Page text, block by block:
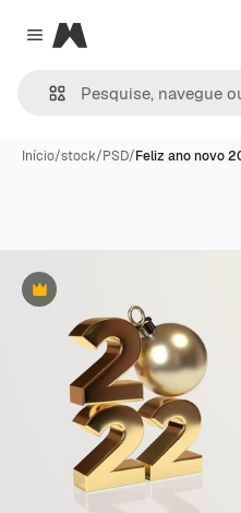
Close menu
Magnific
Início/stock/PSD/Feliz ano novo
Premium